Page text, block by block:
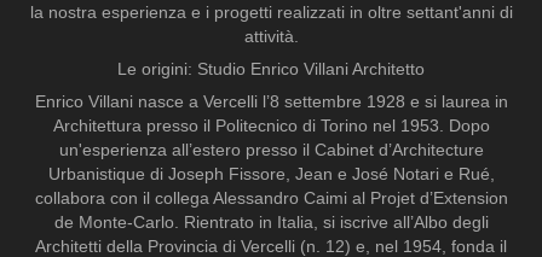
la nostra esperienza e i progetti realizzati in oltre settant'anni di
attività.
Le origini: Studio Enrico Villani Architetto
Enrico Villani nasce a Vercelli l’8 settembre 1928 e si laurea in
Architettura presso il Politecnico di Torino nel 1953. Dopo
un'esperienza all’estero presso il Cabinet d’Architecture
Urbanistique di Joseph Fissore, Jean e José Notari e Rué,
collabora con il collega Alessandro Caimi al Projet d’Extension
de Monte-Carlo. Rientrato in Italia, si iscrive all’Albo degli
Architetti della Provincia di Vercelli (n. 12) e, nel 1954, fonda il